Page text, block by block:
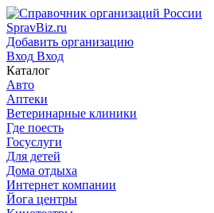
SpravBiz.ru
Добавить организацию
Вход Вход
Каталог
Авто
Аптеки
Ветеринарные клиники
Где поесть
Госуслуги
Для детей
Дома отдыха
Интернет компании
Йога центры